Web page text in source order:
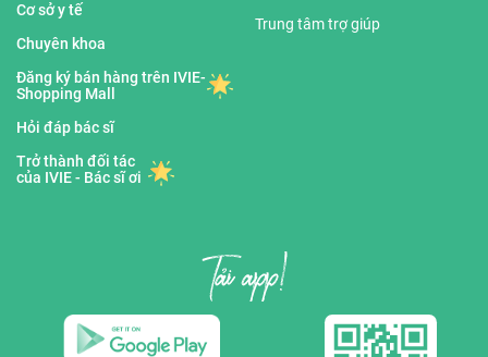
Cơ sở y tế
Chuyên khoa
Đăng ký bán hàng trên IVIE-
Shopping Mall
Hỏi đáp bác sĩ
Trở thành đối tác
của IVIE - Bác sĩ ơi
Trung tâm trợ giúp